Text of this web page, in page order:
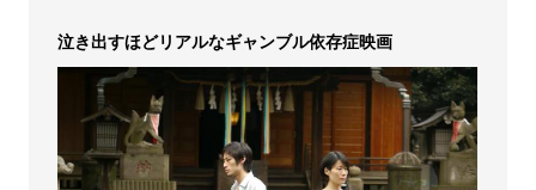
泣き出すほどリアルなギャンブル依存症映画